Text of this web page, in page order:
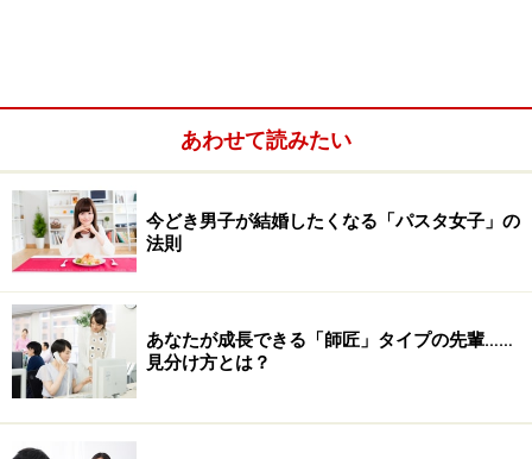
話しかけづらい人1. ダルそうな座り方をしている
話しかけづらい人2. ふとした瞬間に「真顔」という名の
しかめっつら
話しかけづらい人3. ひとりのとき、うつむき姿勢になっ
ている
話しかけづらい人4. 相手の顔を見ないで返事をしている
あわせて読みたい
今どき男子が結婚したくなる「パスタ女子」の
法則
あなたが成長できる「師匠」タイプの先輩……
見分け方とは？